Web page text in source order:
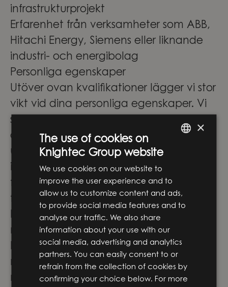
infrastrukturprojekt
Erfarenhet från verksamheter som ABB,
Hitachi Energy, Siemens eller liknande
industri- och energibolag
Personliga egenskaper
Utöver ovan kvalifikationer lägger vi stor
vikt vid dina personliga egenskaper. Vi
söker dig som är engagerad, drivande
och trivs med att ta ansvar för både
uppgifter och projekt. Du är strukturerad
i ditt arbetssätt samtidigt som du är
flexibel och lösningsorienterad när
förutsättningarna förändras.
Du har lätt för att samarbeta med
människor från olika bakgrunder och
kulturer och ser kunskapsdelning som en
naturlig del av din vardag. Vidare är du
nyfiken, initiativtagande och motiveras
×
The use of cookies on
Knightec Group website
We use cookies on our website to
improve the user experience and to
allow us to customize content and ads,
to provide social media features and to
analyse our traffic. We also share
information about your use with our
social media, advertising and analytics
partners. You can easily consent to or
refrain from the collection of cookies by
confirming your choice below. For more